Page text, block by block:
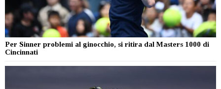
Per Sinner problemi al ginocchio, si ritira dal Masters 1000 di
Cincinnati